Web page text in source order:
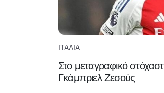
ΙΤΑΛΊΑ
Στο μεταγραφικό
Γκάμπριελ Ζεσούς